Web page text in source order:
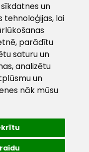
un
tehnoloģijas, lai
parādītu
saturu un
analizētu
un
nāk mūsu
– 17:00